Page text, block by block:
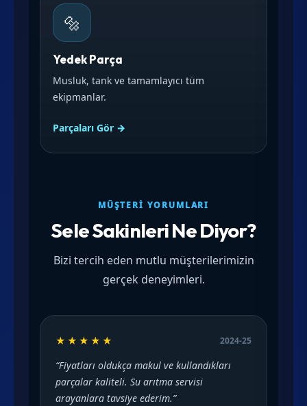
🔩
Yedek Parça
Musluk, tank ve tamamlayıcı tüm
ekipmanlar.
Parçaları Gör →
MÜŞTERI YORUMLARI
Sele Sakinleri Ne Diyor?
Bizi tercih eden mutlu müşterilerimizin
gerçek deneyimleri.
★★★★★ 2024-25
“Fiyatları oldukça makul ve kullandıkları
parçalar kaliteli. Su arıtma servisi
arayanlara tavsiye ederim.”